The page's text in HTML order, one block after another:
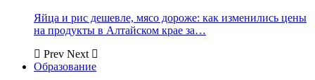
Яйца и рис дешевле, мясо дороже: как изменились цены
на продукты в Алтайском крае за…
Prev Next
Образование